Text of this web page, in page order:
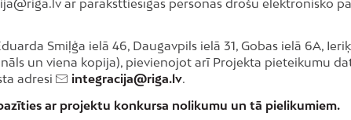
Smiļģa ielā 46, Daugavpils ielā 31, Gobas ielā 6A,
un viena kopija), pievienojot arī Projekta pieteikumu
adresi
integracija@riga.lv.
ar projektu konkursa nolikumu un tā pielikumiem.